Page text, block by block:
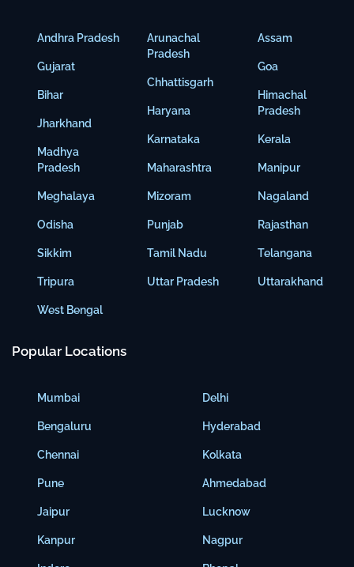
Andhra Pradesh
Gujarat
Bihar
Jharkhand
Madhya
Pradesh
Meghalaya
Odisha
Sikkim
Tripura
West Bengal
Arunachal
Pradesh
Chhattisgarh
Haryana
Karnataka
Maharashtra
Mizoram
Punjab
Tamil Nadu
Uttar Pradesh
Assam
Goa
Himachal
Pradesh
Kerala
Manipur
Nagaland
Rajasthan
Telangana
Uttarakhand
Popular Locations
Mumbai
Bengaluru
Chennai
Pune
Jaipur
Kanpur
Delhi
Hyderabad
Kolkata
Ahmedabad
Lucknow
Nagpur